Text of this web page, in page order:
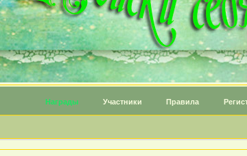
Награды Участники Правила